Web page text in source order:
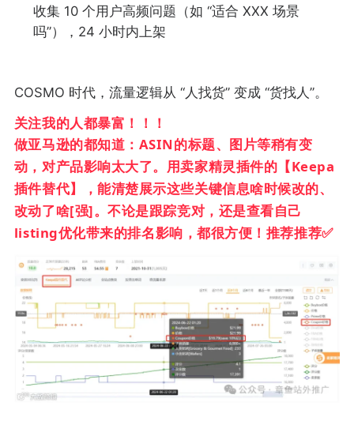
收集 10 个用户高频问题（如 “适合 XXX 场景
吗”），24 小时内上架
COSMO 时代，流量逻辑从 “人找货” 变成 “货找人”。
关注我的人都暴富！！！
做亚马逊的都知道：ASIN的标题、图片等稍有变
动，对产品影响太大了。用卖家精灵插件的【Keepa
插件替代】，能清楚展示这些关键信息啥时候改的、
改动了啥[强]。不论是跟踪竞对，还是查看自己
listing优化带来的排名影响，都很方便！推荐推荐✅